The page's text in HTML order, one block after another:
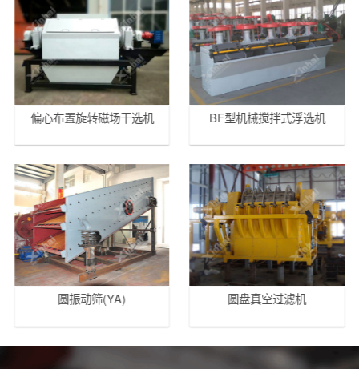
偏心布置旋转磁场干选机 BF型机械搅拌式浮选机
圆振动筛(YA) 圆盘真空过滤机